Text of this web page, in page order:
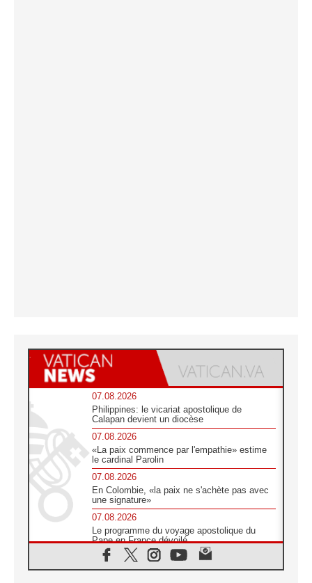
07.08.2026
Philippines: le vicariat apostolique de
Calapan devient un diocèse
07.08.2026
«La paix commence par l'empathie» estime
le cardinal Parolin
07.08.2026
En Colombie, «la paix ne s'achète pas avec
une signature»
07.08.2026
Le programme du voyage apostolique du
Pape en France dévoilé
07.08.2026
1ère Conférence continentale sur l'éducation